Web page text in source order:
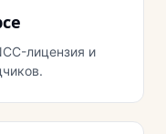
лицензия и